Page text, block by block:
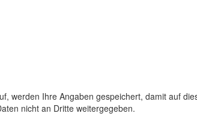
werden Ihre Angaben gespeichert, damit auf
nicht an Dritte weitergegeben.